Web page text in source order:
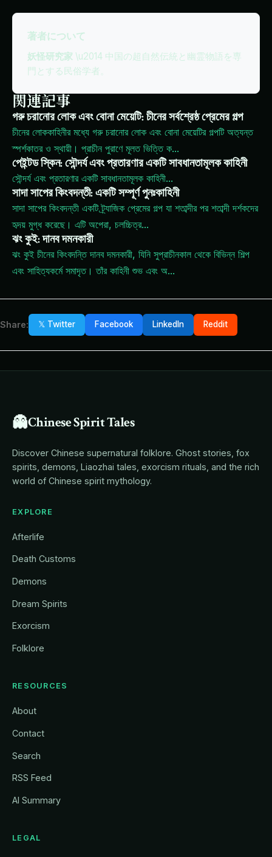
著者について
妖怪研究家 \u2014 中国の超自然伝統と幽霊物語を専
門とする民俗学者。
関連記事
গরু চরানোর লোক এবং বোনা মেয়েটি: চীনের সর্বশ্রেষ্ঠ প্রেমের গল্প
চীনের লোককাহিনীর মধ্যে গরু চরানোর লোক এবং বোনা মেয়েটির গল্পটি অত্যন্ত
স্পর্শকাতর ও স্থায়ী। প্রাচীন পুরাণে মূলত ভিত্তি ক...
পেইন্টড স্কিন: সৌন্দর্য এবং প্রতারণার একটি সাবধানতামূলক কাহিনী
সৌন্দর্য এবং প্রতারণার একটি সাবধানতামূলক কাহিনী...
সাদা সাপের কিংবদন্তী: একটি সম্পূর্ণ পুনঃকাহিনী
সাদা সাপের কিংবদন্তী একটি ট্র্যাজিক প্রেমের গল্প যা শতাব্দীর পর শতাব্দী দর্শকদের
হৃদয় মুগ্ধ করেছে। এটি অপেরা, চলচ্চিত্র...
ঝং কুই: দানব দমনকারী
ঝং কুই চীনের কিংবদন্তি দানব দমনকারী, যিনি সুপ্রাচীনকাল থেকে বিভিন্ন শিল্প
এবং সাহিত্যকর্মে সমাদৃত। তাঁর কাহিনী শুভ এবং অ...
Share: 𝕏 Twitter Facebook LinkedIn Reddit
👻Chinese Spirit Tales
Discover Chinese supernatural folklore. Ghost stories, fox
spirits, demons, Liaozhai tales, exorcism rituals, and the rich
world of Chinese spirit mythology.
EXPLORE
Afterlife
Death Customs
Demons
Dream Spirits
Exorcism
Folklore
RESOURCES
About
Contact
Search
RSS Feed
AI Summary
LEGAL